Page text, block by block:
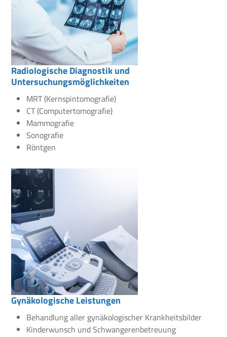
Radiologische Diagnostik und
Untersuchungsmöglichkeiten
MRT (Kernspintomografie)
CT (Computertomografie)
Mammografie
Sonografie
Röntgen
Gynäkologische Leistungen
Behandlung aller gynäkologischer Krankheitsbilder
Kinderwunsch und Schwangerenbetreuung